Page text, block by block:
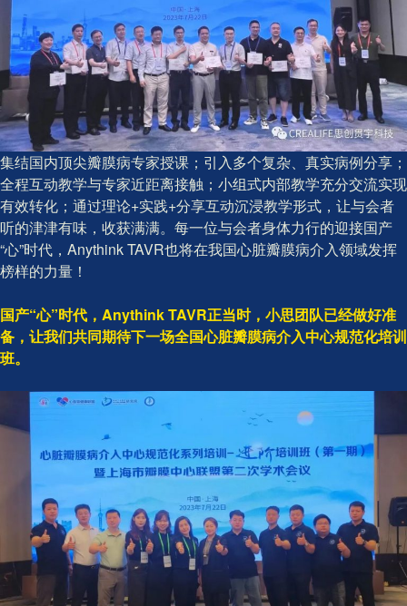
集结国内顶尖瓣膜病专家授课；引入多个复杂、真实病例分享；
全程互动教学与专家近距离接触；小组式内部教学充分交流实现
有效转化；通过理论+实践+分享互动沉浸教学形式，让与会者
听的津津有味，收获满满。每一位与会者身体力行的迎接国产
“心”时代，Anythink TAVR也将在我国心脏瓣膜病介入领域发挥
榜样的力量！
国产“心”时代，Anythink TAVR正当时，小思团队已经做好准
备，让我们共同期待下一场全国心脏瓣膜病介入中心规范化培训
班。